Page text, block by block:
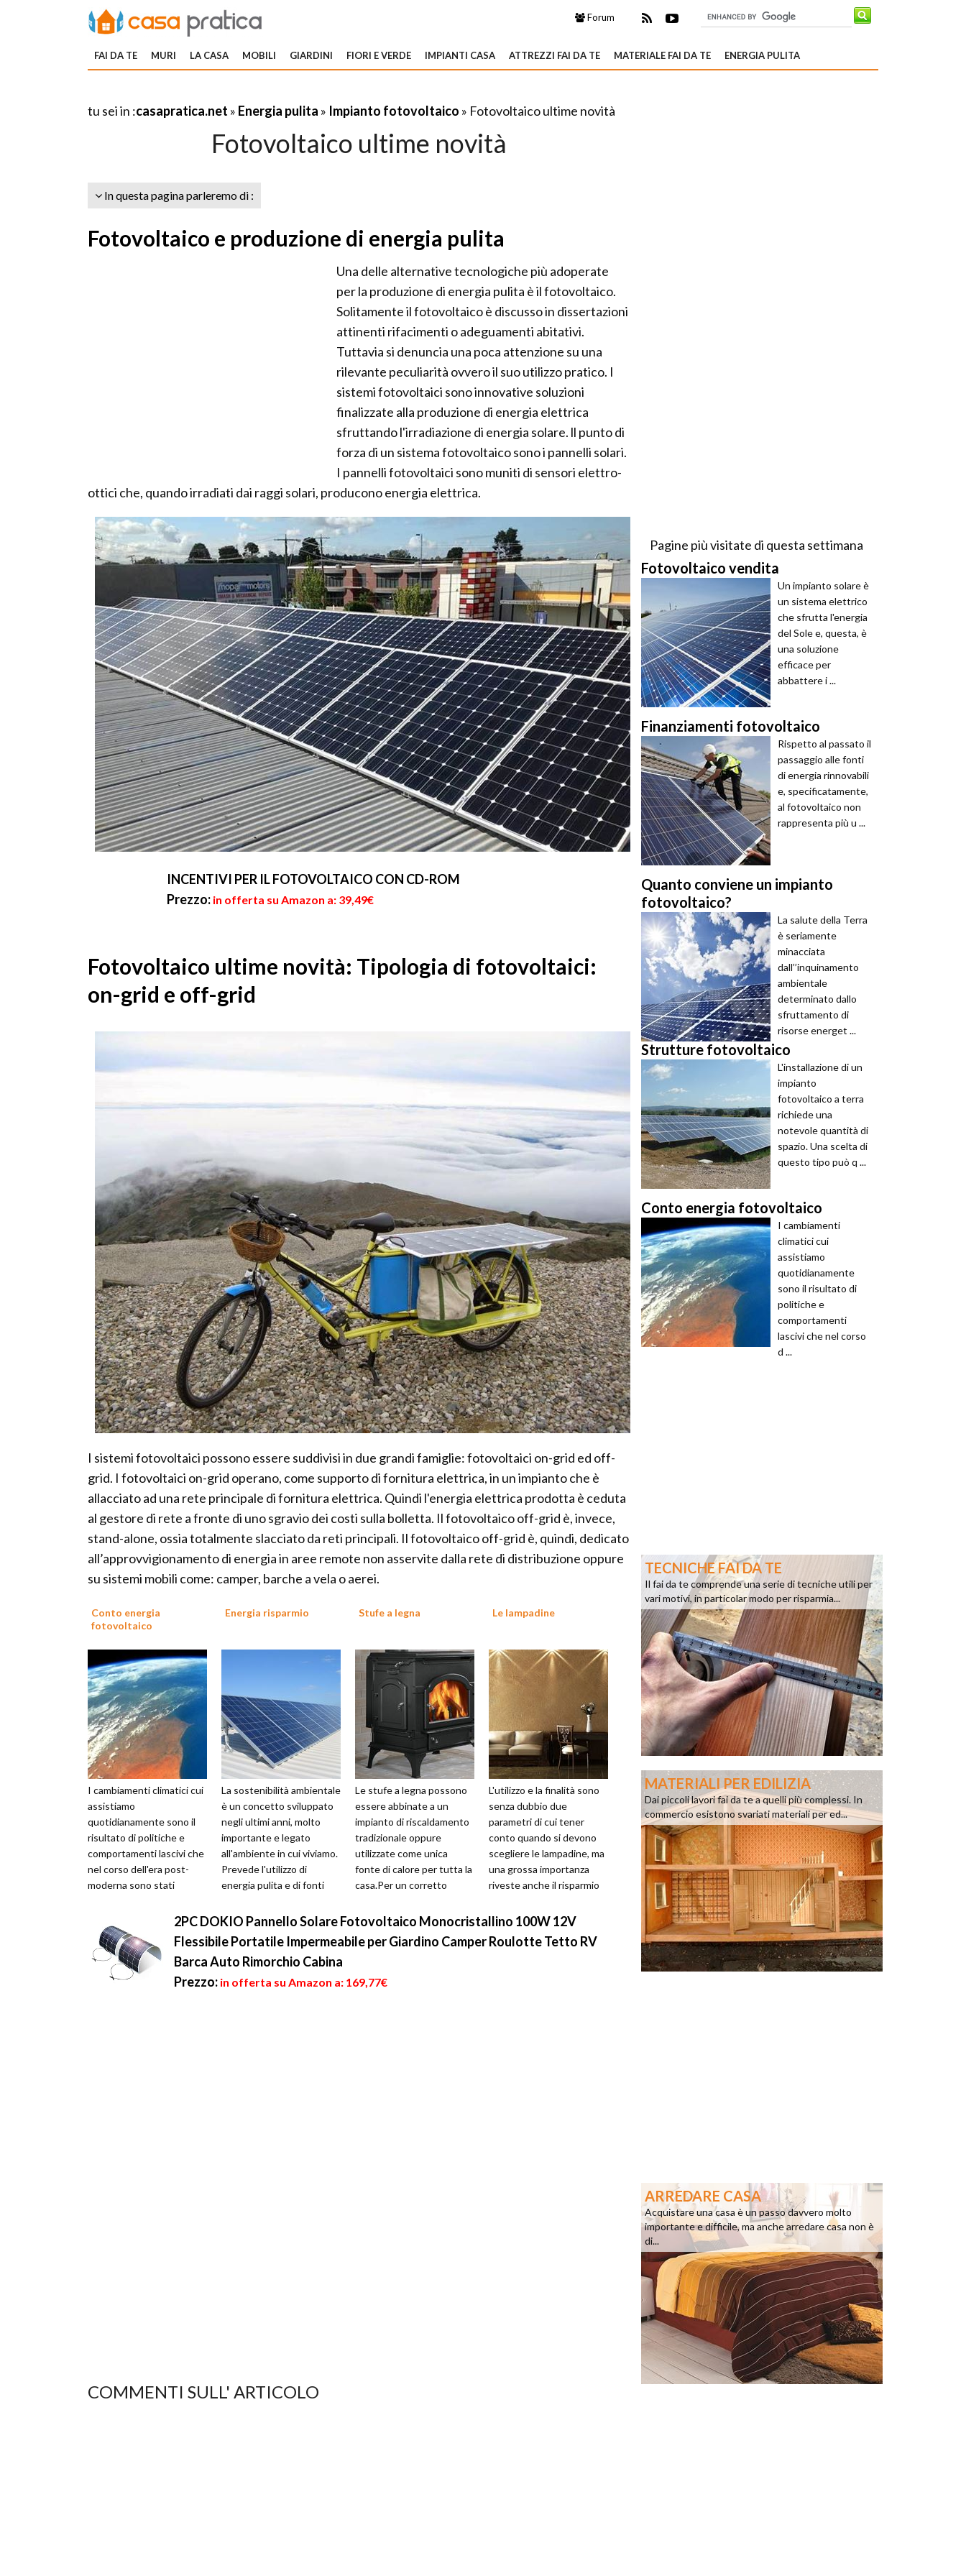
Forum
FAI DA TE MURI LA CASA MOBILI GIARDINI FIORI E VERDE IMPIANTI CASA ATTREZZI FAI DA TE MATERIALE FAI DA TE ENERGIA PULITA
tu sei in :casapratica.net » Energia pulita » Impianto fotovoltaico » Fotovoltaico ultime novità
Fotovoltaico ultime novità
In questa pagina parleremo di :
Fotovoltaico e produzione di energia pulita
Una delle alternative tecnologiche più adoperate
per la produzione di energia pulita è il fotovoltaico.
Solitamente il fotovoltaico è discusso in dissertazioni
attinenti rifacimenti o adeguamenti abitativi.
Tuttavia si denuncia una poca attenzione su una
rilevante peculiarità ovvero il suo utilizzo pratico. I
sistemi fotovoltaici sono innovative soluzioni
finalizzate alla produzione di energia elettrica
sfruttando l'irradiazione di energia solare. ll punto di
forza di un sistema fotovoltaico sono i pannelli solari.
I pannelli fotovoltaici sono muniti di sensori elettro-
ottici che, quando irradiati dai raggi solari, producono energia elettrica.
INCENTIVI PER IL FOTOVOLTAICO CON CD-ROM
Prezzo: in offerta su Amazon a: 39,49€
Fotovoltaico ultime novità: Tipologia di fotovoltaici:
on-grid e off-grid
I sistemi fotovoltaici possono essere suddivisi in due grandi famiglie: fotovoltaici on-grid ed off-
grid. I fotovoltaici on-grid operano, come supporto di fornitura elettrica, in un impianto che è
allacciato ad una rete principale di fornitura elettrica. Quindi l'energia elettrica prodotta è ceduta
al gestore di rete a fronte di uno sgravio dei costi sulla bolletta. Il fotovoltaico off-grid è, invece,
stand-alone, ossia totalmente slacciato da reti principali. Il fotovoltaico off-grid è, quindi, dedicato
all’approvvigionamento di energia in aree remote non asservite dalla rete di distribuzione oppure
su sistemi mobili come: camper, barche a vela o aerei.
Conto energia
fotovoltaico
I cambiamenti climatici cui
assistiamo
quotidianamente sono il
risultato di politiche e
comportamenti lascivi che
nel corso dell'era post-
moderna sono stati
Energia risparmio
La sostenibilità ambientale
è un concetto sviluppato
negli ultimi anni, molto
importante e legato
all'ambiente in cui viviamo.
Prevede l'utilizzo di
energia pulita e di fonti
Stufe a legna
Le stufe a legna possono
essere abbinate a un
impianto di riscaldamento
tradizionale oppure
utilizzate come unica
fonte di calore per tutta la
casa.Per un corretto
necessario che la st...
Le lampadine
L'utilizzo e la finalità sono
senza dubbio due
parametri di cui tener
conto quando si devono
scegliere le lampadine, ma
una grossa importanza
riveste anche il risparmio
stesse...
2PC DOKIO Pannello Solare Fotovoltaico Monocristallino 100W 12V
Flessibile Portatile Impermeabile per Giardino Camper Roulotte Tetto RV
Barca Auto Rimorchio Cabina
Prezzo: in offerta su Amazon a: 169,77€
COMMENTI SULL' ARTICOLO
Pagine più visitate di questa settimana
Fotovoltaico vendita
Un impianto solare è
un sistema elettrico
che sfrutta l'energia
del Sole e, questa, è
una soluzione
efficace per
abbattere i ...
Finanziamenti fotovoltaico
Rispetto al passato il
passaggio alle fonti
di energia rinnovabili
e, specificatamente,
al fotovoltaico non
rappresenta più u ...
Quanto conviene un impianto
fotovoltaico?
La salute della Terra
è seriamente
minacciata
dall’’inquinamento
ambientale
determinato dallo
sfruttamento di
risorse energet ...
Strutture fotovoltaico
L'installazione di un
impianto
fotovoltaico a terra
richiede una
notevole quantità di
spazio. Una scelta di
questo tipo può q ...
Conto energia fotovoltaico
I cambiamenti
climatici cui
assistiamo
quotidianamente
sono il risultato di
politiche e
comportamenti
lascivi che nel corso
d ...
TECNICHE FAI DA TE
Il fai da te comprende una serie di tecniche utili per
vari motivi, in particolar modo per risparmia...
MATERIALI PER EDILIZIA
Dai piccoli lavori fai da te a quelli più complessi. In
commercio esistono svariati materiali per ed...
ARREDARE CASA
Acquistare una casa è un passo davvero molto
importante e difficile, ma anche arredare casa non è
di...